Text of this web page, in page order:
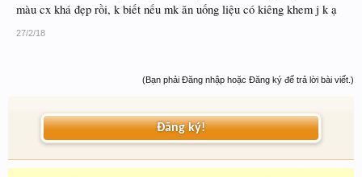
Tuy nhiên, để kết quả phun xăm môi được như ý các bạn nên chú ý chế độ chăm
+ Không tự ý bóc lớp vảy phun xăm môi mà để lớp vảy tự bong.
+ Sau khi lớp vảy phun xăm bong, vệ sinh môi bằng nước muối sinh lý hàng
ngày.
+ Bổ sung thực phẩm chứa nhiều vitamin C để môi mau bình phục và lên màu
màu cx khá đẹp rồi, k biết nếu mk ăn uống liệu có kiêng khem j k ạ
27/2/18
(Bạn phải Đăng nhập hoặc Đăng ký để trả lời bài viết.)
Đăng ký!